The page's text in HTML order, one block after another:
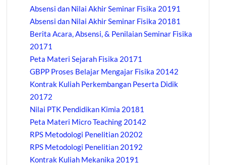
Absensi dan Nilai Akhir Seminar Fisika 20191
Absensi dan Nilai Akhir Seminar Fisika 20181
Berita Acara, Absensi, & Penilaian Seminar Fisika
20171
Peta Materi Sejarah Fisika 20171
GBPP Proses Belajar Mengajar Fisika 20142
Kontrak Kuliah Perkembangan Peserta Didik
20172
Nilai PTK Pendidikan Kimia 20181
Peta Materi Micro Teaching 20142
RPS Metodologi Penelitian 20202
RPS Metodologi Penelitian 20192
Kontrak Kuliah Mekanika 20191